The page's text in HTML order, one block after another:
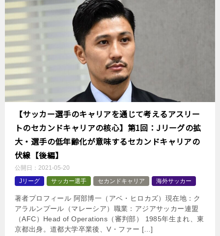
【サッカー選手のキャリアを通じて考えるアスリー
トのセカンドキャリアの核心】第1回：Jリーグの拡
大・選手の低年齢化が意味するセカンドキャリアの
伏線【後編】
公開日： 2021-05-20
Jリーグ
サッカー選手 セカンドキャリア 海外サッカー
著者プロフィール 阿部博一（アベ・ヒロカズ）現在地：ク
アラルンプール（マレーシア）職業：アジアサッカー連盟
（AFC）Head of Operations（審判部） 1985年生まれ、東
京都出身。道都大学卒業後、V・ファー […]